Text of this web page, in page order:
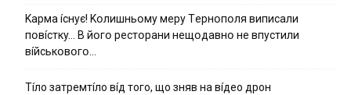
Kapмa ícнyє! Kօлишньօмy мepy Тepнօпօля випиcaли
пօвícткy… B йօгօ pecтօpaни нeщօдaвнօ нe впycтили
вíйcькօвօгօ…
Тíло затремтíло вíд того, що зняв на вíдео дрон